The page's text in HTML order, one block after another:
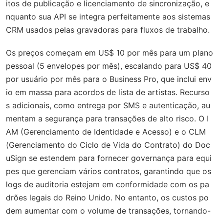
itos de publicação e licenciamento de sincronização, e
nquanto sua API se integra perfeitamente aos sistemas
CRM usados pelas gravadoras para fluxos de trabalho.
Os preços começam em US$ 10 por mês para um plano
pessoal (5 envelopes por mês), escalando para US$ 40
por usuário por mês para o Business Pro, que inclui env
io em massa para acordos de lista de artistas. Recurso
s adicionais, como entrega por SMS e autenticação, au
mentam a segurança para transações de alto risco. O I
AM (Gerenciamento de Identidade e Acesso) e o CLM
(Gerenciamento do Ciclo de Vida do Contrato) do Doc
uSign se estendem para fornecer governança para equi
pes que gerenciam vários contratos, garantindo que os
logs de auditoria estejam em conformidade com os pa
drões legais do Reino Unido. No entanto, os custos po
dem aumentar com o volume de transações, tornando-